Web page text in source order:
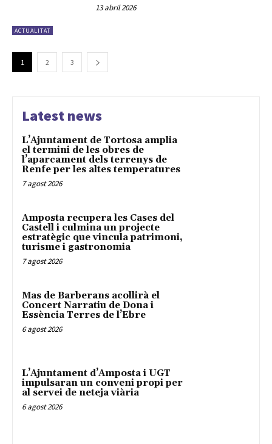
ACTUALITAT
13 abril 2026
1 2 3
Latest news
L’Ajuntament de Tortosa amplia
el termini de les obres de
l’aparcament dels terrenys de
Renfe per les altes temperatures
7 agost 2026
Amposta recupera les Cases del
Castell i culmina un projecte
estratègic que vincula patrimoni,
turisme i gastronomia
7 agost 2026
Mas de Barberans acollirà el
Concert Narratiu de Dona i
Essència Terres de l’Ebre
6 agost 2026
L’Ajuntament d’Amposta i UGT
impulsaran un conveni propi per
al servei de neteja viària
6 agost 2026